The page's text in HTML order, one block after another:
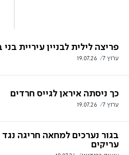
פריצה לילית לבניין עיריית בני
ערוץ 7 19.07.26
כך ניסתה איראן לגייס חרדים
ערוץ 7 19.07.26
בגור נערכים למחאה חריגה
עריקים